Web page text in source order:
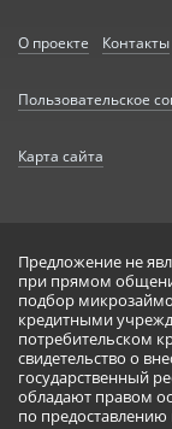
О проекте Контакты
Пользовательское
Карта сайта
Предложение не
при прямом
подбор
кредитными
потребительском
свидетельство о
государственный
обладают правом
по